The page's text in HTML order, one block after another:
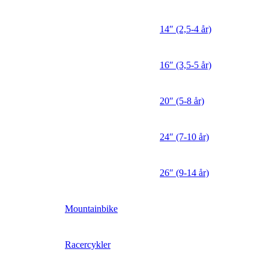
14″ (2,5-4 år)
16″ (3,5-5 år)
20″ (5-8 år)
24″ (7-10 år)
26″ (9-14 år)
Mountainbike
Racercykler